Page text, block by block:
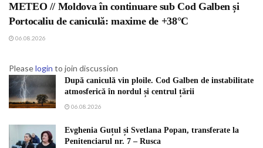
METEO // Moldova în continuare sub Cod Galben și
Portocaliu de caniculă: maxime de +38°C
06.08.2026
Pleaselogin to join discussion
După caniculă vin ploile. Cod Galben de instabilitate
atmosferică în nordul și centrul țării
06.08.2026
Evghenia Guțul și Svetlana Popan, transferate la
Penitenciarul nr. 7 – Rusca